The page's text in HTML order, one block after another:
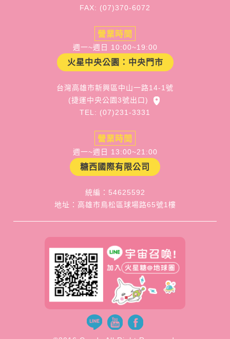
FAX: (07)370-6072
營業時間
週一~週日 10:00~19:00
火星中央公園：中央門市
台灣高雄市新興區中山一路14-1號
(捷運中央公園3號出口)
TEL: (07)231-3331
營業時間
週一~週日 13:00~21:00
糖西國際有限公司
統編：54625592
地址：高雄市鳥松區球場路65號1樓